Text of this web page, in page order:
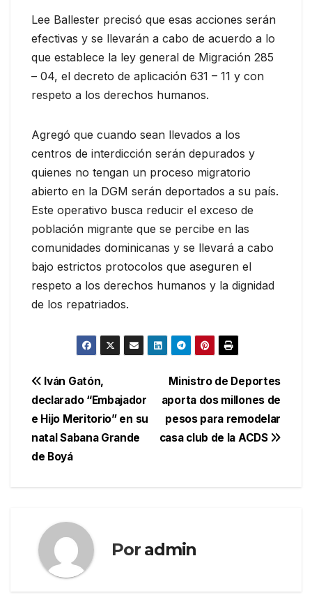
Lee Ballester precisó que esas acciones serán
efectivas y se llevarán a cabo de acuerdo a lo
que establece la ley general de Migración 285
– 04, el decreto de aplicación 631 – 11 y con
respeto a los derechos humanos.
Agregó que cuando sean llevados a los
centros de interdicción serán depurados y
quienes no tengan un proceso migratorio
abierto en la DGM serán deportados a su país.
Este operativo busca reducir el exceso de
población migrante que se percibe en las
comunidades dominicanas y se llevará a cabo
bajo estrictos protocolos que aseguren el
respeto a los derechos humanos y la dignidad
de los repatriados.
Navegación
de
entradas
Ministro de Deportes
aporta dos millones de
pesos para remodelar
casa club de la ACDS
Iván Gatón,
declarado “Embajador
e Hijo Meritorio” en su
natal Sabana Grande
de Boyá
Por admin